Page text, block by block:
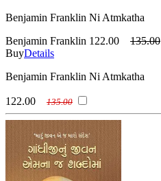
Benjamin Franklin Ni Atmkatha
Benjamin Franklin 122.00
135.00
BuyDetails
Benjamin Franklin Ni Atmkatha
122.00 135.00